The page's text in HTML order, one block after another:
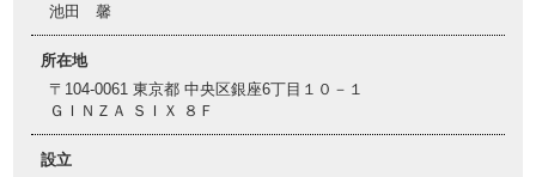
池田 馨
所在地
〒104-0061 東京都 中央区銀座6丁目１０－１
ＧＩＮＺＡ ＳＩＸ ８Ｆ
設立